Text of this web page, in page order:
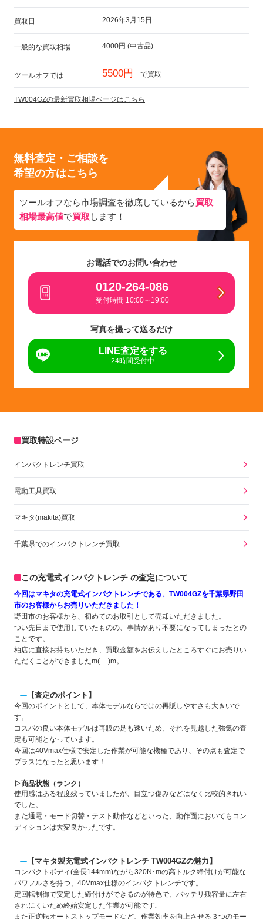
買取日 2026年3月15日
一般的な買取相場 4000円 (中古品)
ツールオフでは 5500円 で買取
TW004GZの最新買取相場ページはこちら
無料査定・ご相談を
希望の方はこちら
ツールオフなら市場調査を徹底しているから買取
相場最高値で買取 します！
お電話でのお問い合わせ
0120-264-086
受付時間 10:00～19:00
写真を撮って送るだけ
LINE査定をする
24時間受付中
買取特設ページ
インパクトレンチ買取
電動工具買取
マキタ(makita)買取
千葉県でのインパクトレンチ買取
この充電式インパクトレンチ の査定について
今回はマキタの充電式インパクトレンチである、TW004GZを千葉県野田
市のお客様からお売りいただきました！
野田市のお客様から、初めてのお取引として売却いただきました。
つい先日まで使用していたものの、事情があり不要になってしまったとの
ことです。
柏店に直接お持ちいただき、買取金額をお伝えしたところすぐにお売りい
ただくことができましたm(__)m。
【査定のポイント】
今回のポイントとして、本体モデルならではの再販しやすさも大きいで
す。
コスパの良い本体モデルは再販の足も速いため、それを見越した強気の査
定も可能となっています。
今回は40Vmax仕様で安定した作業が可能な機種であり、その点も査定で
プラスになったと思います！
▷商品状態（ランク）
使用感はある程度残っていましたが、目立つ傷みなどはなく比較的きれい
でした。
また通電・モード切替・テスト動作などといった、動作面においてもコン
ディションは大変良かったです。
【マキタ製充電式インパクトレンチ TW004GZの魅力】
コンパクトボディ(全長144mm)ながら320N･mの高トルク締付けが可能な
パワフルさを持つ、40Vmax仕様のインパクトレンチです。
定回転制御で安定した締付けができるのが特色で、バッテリ残容量に左右
されにくいため終始安定した作業が可能です｡
また正逆転オートストップモードなど、作業効率を向上させる３つのモー